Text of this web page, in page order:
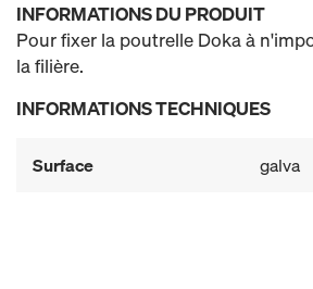
INFORMATIONS DU PRODUIT
Pour fixer la poutrelle Doka à
la filière.
INFORMATIONS TECHNIQUES
Surface galva